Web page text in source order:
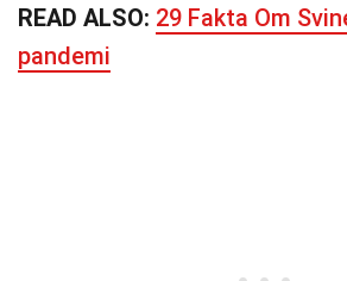
READ ALSO: 29 Fakta Om
pandemi